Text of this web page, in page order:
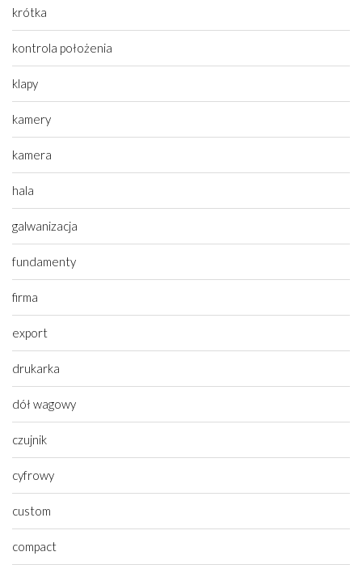
krótka
kontrola położenia
klapy
kamery
kamera
hala
galwanizacja
fundamenty
firma
export
drukarka
dół wagowy
czujnik
cyfrowy
custom
compact